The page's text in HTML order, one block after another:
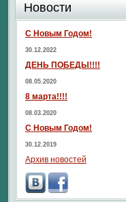
Новости
С Новым Годом!
30.12.2022
ДЕНЬ ПОБЕДЫ!!!!
08.05.2020
8 марта!!!!
08.03.2020
С Новым Годом!
30.12.2019
Архив новостей